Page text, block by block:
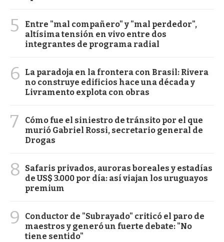
5
Entre "mal compañero" y "mal perdedor",
altísima tensión en vivo entre dos
integrantes de programa radial
6
La paradoja en la frontera con Brasil: Rivera
no construye edificios hace una década y
Livramento explota con obras
7
Cómo fue el siniestro de tránsito por el que
murió Gabriel Rossi, secretario general de
Drogas
8
Safaris privados, auroras boreales y estadías
de US$ 3.000 por día: así viajan los uruguayos
premium
9
Conductor de "Subrayado" criticó el paro de
maestros y generó un fuerte debate: "No
tiene sentido"